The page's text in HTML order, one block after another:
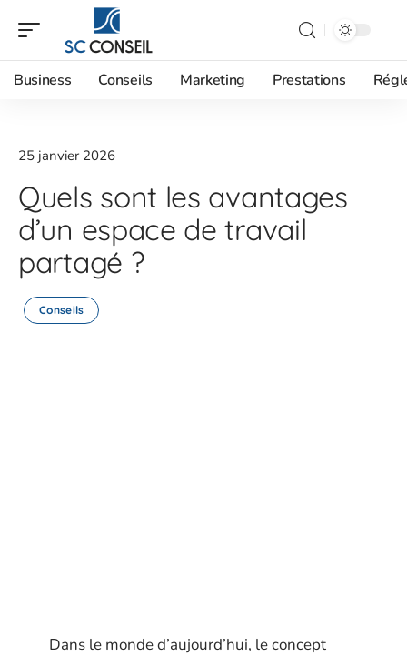
Business Conseils Marketing Prestations
25 janvier 2026
Quels sont les avantages
d’un espace de travail
partagé ?
Conseils
Dans le monde d’aujourd’hui, le concept